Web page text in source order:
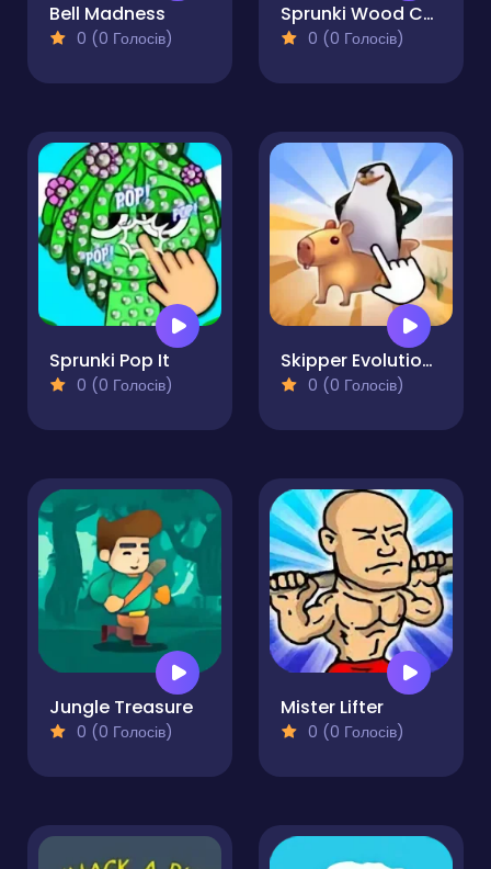
Bell Madness
0 (0 Голосів)
Sprunki Wood Cutter
0 (0 Голосів)
Sprunki Pop It
0 (0 Голосів)
Skipper Evolution of the Clicker
0 (0 Голосів)
Jungle Treasure
0 (0 Голосів)
Mister Lifter
0 (0 Голосів)